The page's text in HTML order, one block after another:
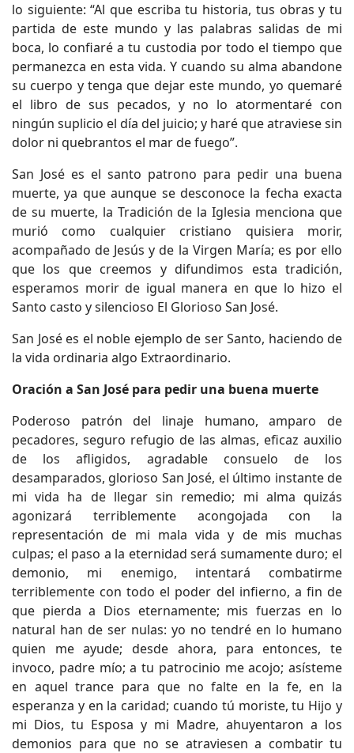
lo siguiente: “Al que escriba tu historia, tus obras y tu
partida de este mundo y las palabras salidas de mi
boca, lo confiaré a tu custodia por todo el tiempo que
permanezca en esta vida. Y cuando su alma abandone
su cuerpo y tenga que dejar este mundo, yo quemaré
el libro de sus pecados, y no lo atormentaré con
ningún suplicio el día del juicio; y haré que atraviese sin
dolor ni quebrantos el mar de fuego”.
San José es el santo patrono para pedir una buena
muerte, ya que aunque se desconoce la fecha exacta
de su muerte, la Tradición de la Iglesia menciona que
murió como cualquier cristiano quisiera morir,
acompañado de Jesús y de la Virgen María; es por ello
que los que creemos y difundimos esta tradición,
esperamos morir de igual manera en que lo hizo el
Santo casto y silencioso El Glorioso San José.
San José es el noble ejemplo de ser Santo, haciendo de
la vida ordinaria algo Extraordinario.
Oración a San José para pedir una buena muerte
Poderoso patrón del linaje humano, amparo de
pecadores, seguro refugio de las almas, eficaz auxilio
de los afligidos, agradable consuelo de los
desamparados, glorioso San José, el último instante de
mi vida ha de llegar sin remedio; mi alma quizás
agonizará terriblemente acongojada con la
representación de mi mala vida y de mis muchas
culpas; el paso a la eternidad será sumamente duro; el
demonio, mi enemigo, intentará combatirme
terriblemente con todo el poder del infierno, a fin de
que pierda a Dios eternamente; mis fuerzas en lo
natural han de ser nulas: yo no tendré en lo humano
quien me ayude; desde ahora, para entonces, te
invoco, padre mío; a tu patrocinio me acojo; asísteme
en aquel trance para que no falte en la fe, en la
esperanza y en la caridad; cuando tú moriste, tu Hijo y
mi Dios, tu Esposa y mi Madre, ahuyentaron a los
demonios para que no se atraviesen a combatir tu